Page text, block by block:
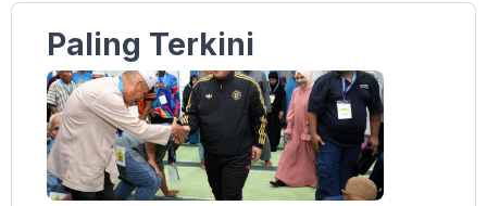
Paling Terkini